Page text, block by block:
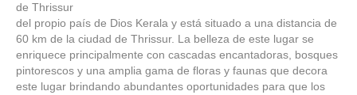
de Thrissur
del propio país de Dios Kerala y está situado a una distancia de
60 km de la ciudad de Thrissur. La belleza de este lugar se
enriquece principalmente con cascadas encantadoras, bosques
pintorescos y una amplia gama de floras y faunas que decora
este lugar brindando abundantes oportunidades para que los